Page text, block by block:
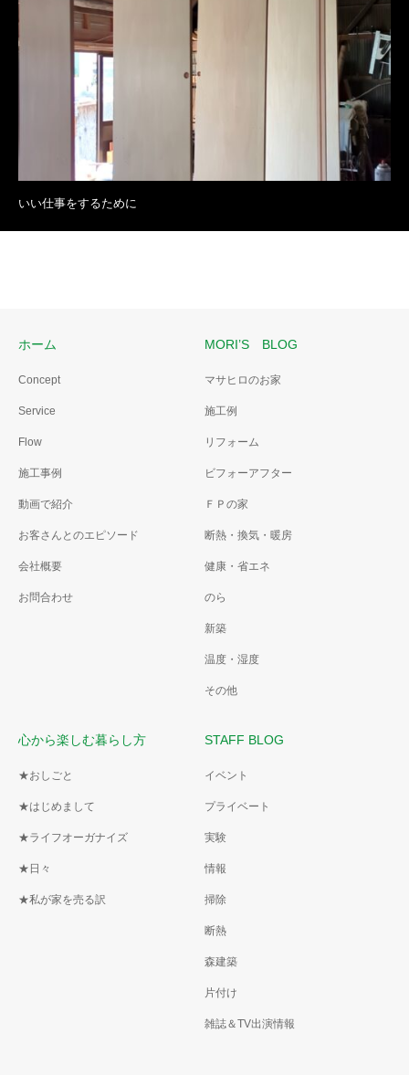
いい仕事をするために
ホーム
Concept
Service
Flow
施工事例
動画で紹介
お客さんとのエピソード
会社概要
お問合わせ
MORI’S BLOG
マサヒロのお家
施工例
リフォーム
ビフォーアフター
ＦＰの家
断熱・換気・暖房
健康・省エネ
のら
新築
温度・湿度
その他
心から楽しむ暮らし方
★おしごと
★はじめまして
★ライフオーガナイズ
★日々
★私が家を売る訳
STAFF BLOG
イベント
プライベート
実験
情報
掃除
断熱
森建築
片付け
雑誌＆TV出演情報